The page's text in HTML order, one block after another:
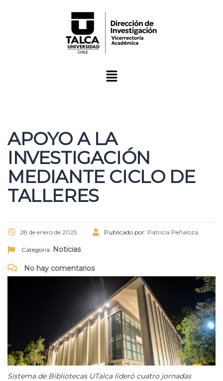
APOYO A LA
INVESTIGACIÓN
MEDIANTE CICLO DE
TALLERES
28 de enero de 2025 Publicado por: Patricia Peñaloza
Categoría: Noticias
No hay comentarios
Sistema de Bibliotecas UTalca lideró cuatro jornadas